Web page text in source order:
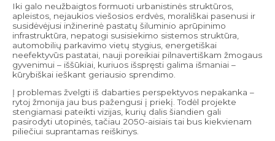
Iki galo neužbaigtos formuoti urbanistinės struktūros,
apleistos, nejaukios viešosios erdvės, morališkai pasenusi ir
susidėvėjusi inžinerinė pastatų šiluminio aprūpinimo
infrastruktūra, nepatogi susisiekimo sistemos struktūra,
automobilių parkavimo vietų stygius, energetiškai
neefektyvūs pastatai, nauji poreikiai pilnavertiškam žmogaus
gyvenimui – iššūkiai, kuriuos išspręsti galima išmaniai –
kūrybiškai ieškant geriausio sprendimo.
Į problemas žvelgti iš dabarties perspektyvos nepakanka –
rytoj žmonija jau bus pažengusi į priekį. Todėl projekte
stengiamasi pateikti vizijas, kurių dalis šiandien gali
pasirodyti utopinės, tačiau 2050-aisiais tai bus kiekvienam
piliečiui suprantamas reiškinys.